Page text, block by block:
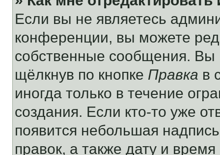
Если вы не являетесь
конференции, вы можете
собственные сообщения. Вы
щёлкнув по кнопке Правка в
иногда только в течение
создания. Если кто-то уже
появится небольшая
правок, а также дату и